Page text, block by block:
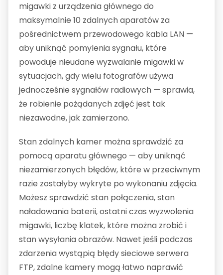
migawki z urządzenia głównego do
maksymalnie 10 zdalnych aparatów za
pośrednictwem przewodowego kabla LAN —
aby uniknąć pomylenia sygnału, które
powoduje nieudane wyzwalanie migawki w
sytuacjach, gdy wielu fotografów używa
jednocześnie sygnałów radiowych — sprawia,
że robienie pożądanych zdjęć jest tak
niezawodne, jak zamierzono.
Stan zdalnych kamer można sprawdzić za
pomocą aparatu głównego — aby uniknąć
niezamierzonych błędów, które w przeciwnym
razie zostałyby wykryte po wykonaniu zdjęcia.
Możesz sprawdzić stan połączenia, stan
naładowania baterii, ostatni czas wyzwolenia
migawki, liczbę klatek, które można zrobić i
stan wysyłania obrazów. Nawet jeśli podczas
zdarzenia wystąpią błędy sieciowe serwera
FTP, zdalne kamery mogą łatwo naprawić